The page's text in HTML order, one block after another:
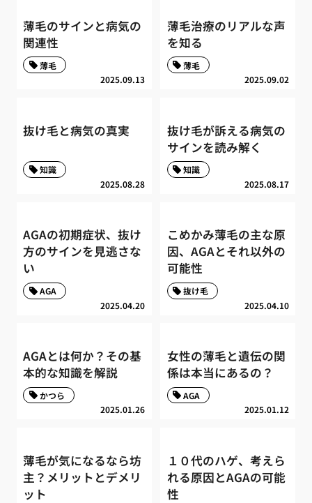
薄毛のサインと病気の
関連性
2025.09.13
薄毛
薄毛治療のリアルな声
を知る
2025.09.02
薄毛
抜け毛と病気の真実
2025.08.28
知識
抜け毛が訴える病気の
サインを読み解く
2025.08.17
知識
AGAの初期症状、抜け
方のサインを見逃さな
い
2025.04.20
AGA
こめかみ薄毛の主な原
因、AGAとそれ以外の
可能性
2025.04.10
抜け毛
AGAとは何か？その基
本的な知識を解説
2025.01.26
かつら
女性の薄毛と遺伝の関
係は本当にあるの？
2025.01.12
AGA
薄毛が気になるなら坊
主？メリットとデメリ
ット
１０代のハゲ、考えら
れる原因とAGAの可能
性